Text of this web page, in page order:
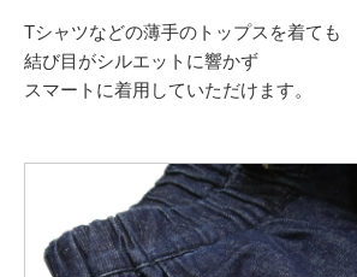
Tシャツなどの薄手のトップスを着ても
結び目がシルエットに響かず
スマートに着用していただけます。